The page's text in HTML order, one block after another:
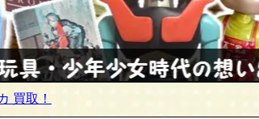
買取！